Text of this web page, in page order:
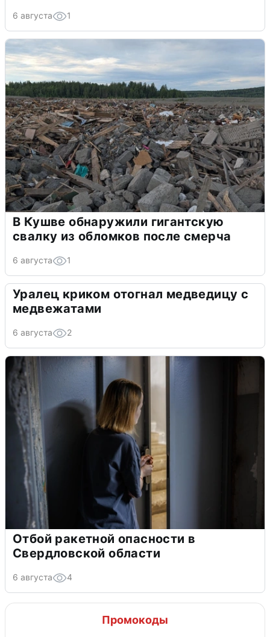
6 августа 1
В Кушве обнаружили гигантскую
свалку из обломков после смерча
6 августа 1
Уралец криком отогнал медведицу с
медвежатами
6 августа 2
Отбой ракетной опасности в
Свердловской области
6 августа 4
Промокоды